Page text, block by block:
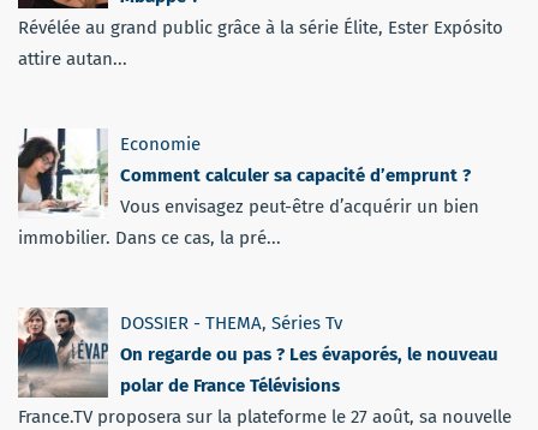
Révélée au grand public grâce à la série Élite, Ester Expósito
attire autan...
Economie
Comment calculer sa capacité d’emprunt ?
Vous envisagez peut-être d’acquérir un bien
immobilier. Dans ce cas, la pré...
DOSSIER - THEMA, Séries Tv
On regarde ou pas ? Les évaporés, le nouveau
polar de France Télévisions
France.TV proposera sur la plateforme le 27 août, sa nouvelle